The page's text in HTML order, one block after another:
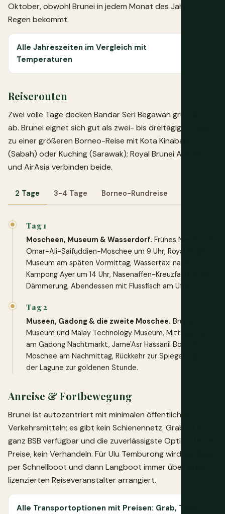
Oktober, obwohl Brunei in jedem Monat des Jahres
Regen bekommt.
Alle Jahreszeiten im Vergleich mit
Temperaturen
Reiserouten
Zwei volle Tage decken Bandar Seri Begawan gründlich
ab. Brunei eignet sich gut als zwei- bis dreitägiger Zusatz
zu einer größeren Borneo-Reise mit Kota Kinabalu
(Sabah) oder Kuching (Sarawak); Royal Brunei Airlines
und AirAsia verbinden beide.
2 Tage 3-4 Tage Borneo-Rundreise
Tag 1
Moscheen, Museum & Wasserdorf. Frühes Nasi Katok,
Omar-Ali-Saifuddien-Moschee um 9 Uhr, Royal Regalia
Museum am späten Vormittag, Wassertaxi nach
Kampong Ayer um 14 Uhr, Nasenaffen-Kreuzfahrt in der
Dämmerung, Abendessen mit Flussfisch am Ufer.
Tag 2
Museen, Gadong & die zweite Moschee. Brunei
Museum und Malay Technology Museum, Mittagessen
am Gadong Nachtmarkt, Jame'Asr Hassanil Bolkiah
Moschee am Nachmittag, Rückkehr zur Spiegelung in
der Lagune zur goldenen Stunde.
Anreise & Fortbewegung
Brunei ist autozentriert mit minimalen öffentlichen
Verkehrsmitteln; es gibt kein Schienennetz. Grab ist in
ganz BSB verfügbar und die zuverlässigste Option, feste
Preise, kein Verhandeln. Für Ulu Temburong wird die Reise
per Schnellboot und dann Langboot immer über einen
lizenzierten Reiseveranstalter arrangiert.
Alle Transportoptionen mit Preisen: Grab, Taxis,